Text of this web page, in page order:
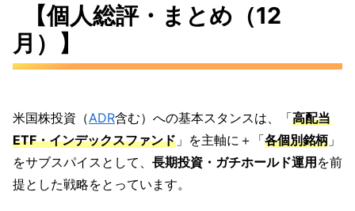
【個人総評・まとめ（12
月）】
米国株投資（​ADR​含む）への基本スタンスは、「高配当
ETF・インデックスファンド 」を主軸に＋「各個別銘柄 」
をサブスパイスとして、 長期投資・ガチホールド運用を前
提とした戦略をとっています。